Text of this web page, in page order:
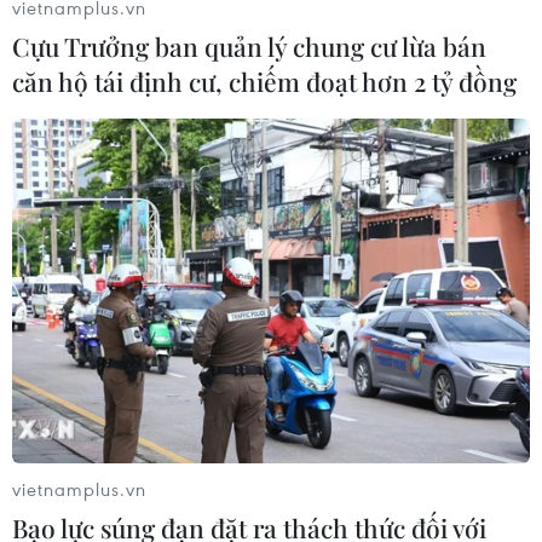
hướng tới chiến thắng để giữ ngôi
đầu bảng'
06/08/2026 07:25
Chủ tịch Liên đoàn Bóng đá thế giới
chịu sức ép chưa từng có
06/08/2026 04:12
Futsal Việt Nam bất bại sau trận hòa
khó tin trước chủ nhà Thái Lan
06/08/2026 02:38
Toàn cảnh ASEAN Cup: Thái
vietnamplus.vn
Cựu Trưởng ban quản lý chung cư lừa bán
căn hộ tái định cư, chiếm đoạt hơn 2 tỷ đồng
vietnamplus.vn
Bạo lực súng đạn đặt ra thách thức đối với